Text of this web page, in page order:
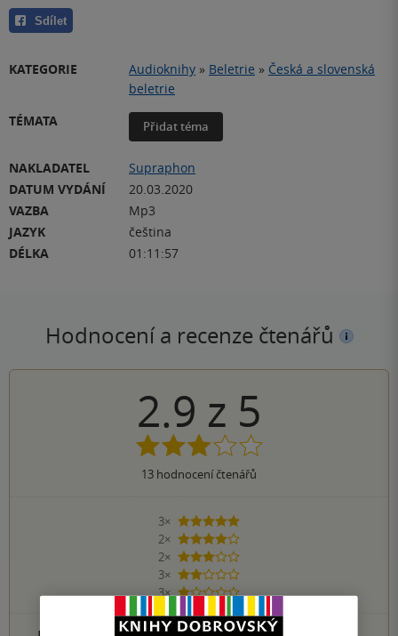
Sdílet
KATEGORIE Audioknihy » Beletrie » Česká a slovenská
beletrie
TÉMATA
Přidat téma
NAKLADATEL
Supraphon
DATUM VYDÁNÍ
20.03.2020
VAZBA
Mp3
JAZYK
čeština
DÉLKA
01:11:57
Hodnocení a recenze čtenářů
2.9 z 5
13 hodnocení čtenářů
3×
5 hvězdiček
2×
4 hvězdičky
2×
3 hvězdičky
3×
2 hvězdičky
3×
1 hvezdička